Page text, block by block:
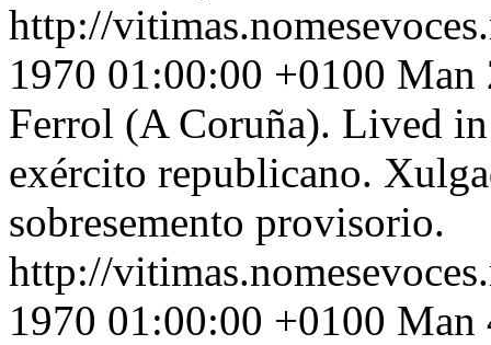
http://
1970 01:00:00 +0100 Man
Ferrol (A Coruña). Lived
exército republicano.
sobresemento provisorio.
http://
1970 01:00:00 +0100 Man